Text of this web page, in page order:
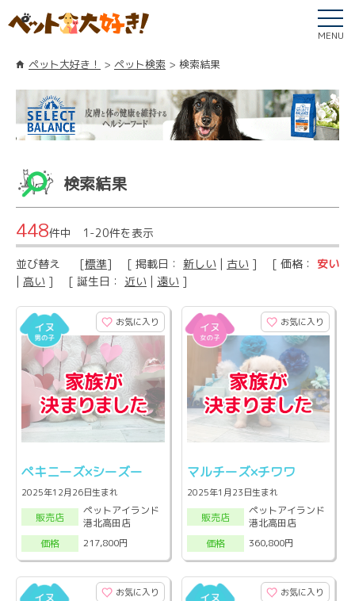
MENU
ペット大好き！ ペット検索 検索結果
検索結果
448件中 1-20件を表示
並び替え [標準] [ 掲載日： 新しい | 古い ] [ 価格： 安い
| 高い ] [ 誕生日： 近い | 遠い ]
お気に入り
ペキニーズ×シーズー
2025年12月26日生まれ
販売店
ペットアイランド
港北高田店
価格
217,800円
お気に入り
マルチーズ×チワワ
2025年1月23日生まれ
販売店
ペットアイランド
港北高田店
価格
360,800円
お気に入り お気に入り